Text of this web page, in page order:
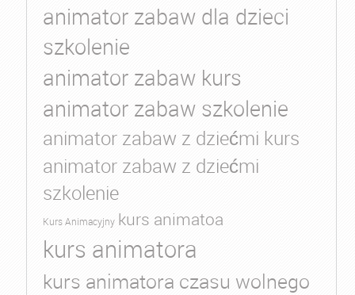
animator zabaw dla dzieci
szkolenie
animator zabaw kurs
animator zabaw szkolenie
animator zabaw z dziećmi kurs
animator zabaw z dziećmi
szkolenie
Kurs Animacyjny kurs animatoa
kurs animatora
kurs animatora czasu wolnego